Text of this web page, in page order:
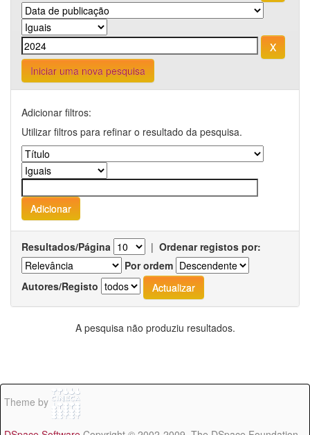
Iniciar uma nova pesquisa
Adicionar filtros:
Utilizar filtros para refinar o resultado da pesquisa.
Resultados/Página | Ordenar registos por:
Por ordem
Autores/Registo
A pesquisa não produziu resultados.
Theme by